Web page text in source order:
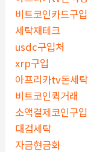
비트코인카드구입
세탁재테크
usdc구입처
xrp구입
아프리카tv돈세탁
비트코인퀵거래
소액결제코인구입
대검세탁
자금현금화